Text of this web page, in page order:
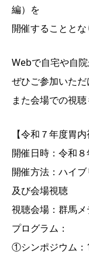
編）を
開催することとな
Webで自宅や自院
ぜひご参加いただ
また会場での視
【令和７年度胃
開催日時：令和
開催方法：ハイ
及び会場視聴
視聴会場：群馬
プログラム：
①シンポジウム：